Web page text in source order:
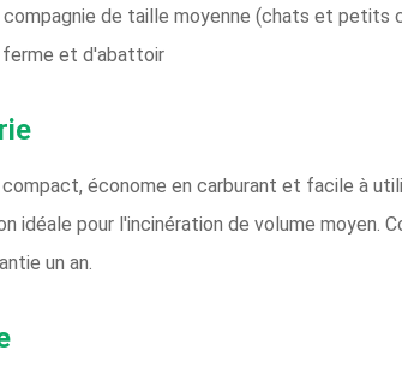
compagnie de taille moyenne (chats et petits
ferme et d'abattoir
économe en carburant et facile à
idéale pour l'incinération de volume moyen.
un an.